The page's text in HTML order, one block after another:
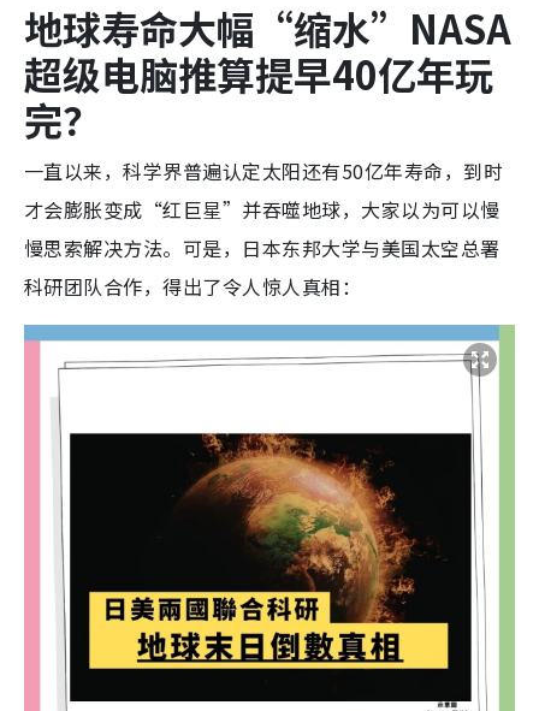
地球寿命大幅“缩水”NASA
超级电脑推算提早40亿年玩
完？
一直以来，科学界普遍认定太阳还有50亿年寿命，到时
才会膨胀变成“红巨星”并吞噬地球，大家以为可以慢
慢思索解决方法。可是，日本东邦大学与美国太空总署
科研团队合作，得出了令人惊人真相：